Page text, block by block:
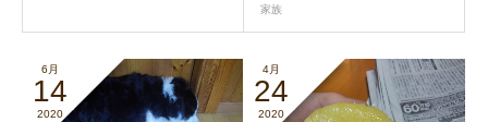
家族
6月
14
2020
4月
24
2020